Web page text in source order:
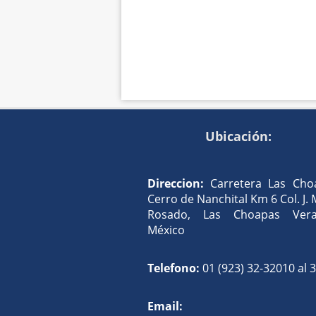
Ubicación:
Direccion: Carretera Las
Cerro de Nanchital Km 6 Col. J.
Rosado, Las Choapas
México
Telefono: 01 (923) 32-32010 al
Email: